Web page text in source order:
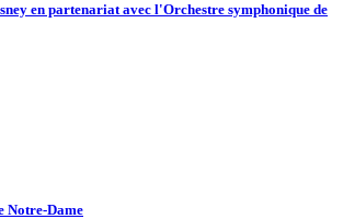
en partenariat avec l'Orchestre symphonique de
Notre-Dame